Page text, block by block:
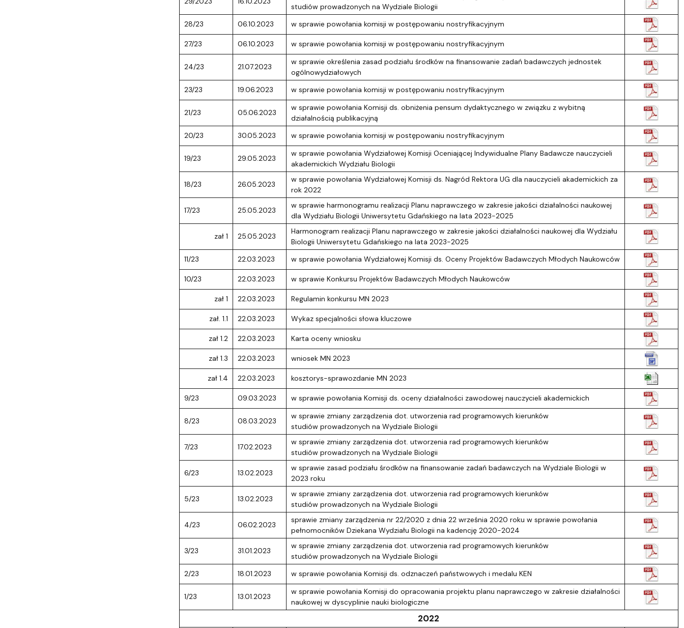
studiów prowadzonych na Wydziale Biologii
28/23
06.10.2023 w sprawie powołania komisji w postępowaniu nostryfikacyjnym
27/23 06.10.2023 w sprawie powołania komisji w postępowaniu nostryfikacyjnym
24/23 21.07.2023
w sprawie określenia zasad podziału środków na finansowanie zadań badawczych jednostek
ogólnowydziałowych
23/23
19.06.2023 w sprawie powołania komisji w postępowaniu nostryfikacyjnym
21/23 05.06.2023
w sprawie powołania Komisji ds. obniżenia pensum dydaktycznego w związku z wybitną
działalnością publikacyjną
20/23
30.05.2023 w sprawie powołania komisji w postępowaniu nostryfikacyjnym
19/23 29.05.2023
w sprawie powołania Wydziałowej Komisji Oceniającej Indywidualne Plany Badawcze nauczycieli
akademickich Wydziału Biologii
18/23 26.05.2023
w sprawie powołania Wydziałowej Komisji ds. Nagród Rektora UG dla nauczycieli akademickich za
rok 2022
17/23 25.05.2023
w sprawie harmonogramu realizacji Planu naprawczego w zakresie jakości działalności naukowej
dla Wydziału Biologii Uniwersytetu Gdańskiego na lata 2023-2025
zał 1 25.05.2023
Harmonogram realizacji Planu naprawczego w zakresie jakości działalności naukowej dla Wydziału
Biologii Uniwersytetu Gdańskiego na lata 2023-2025
11/23
22.03.2023 w sprawie powołania Wydziałowej Komisji ds. Oceny Projektów Badawczych Młodych Naukowców
10/23 22.03.2023 w sprawie Konkursu Projektów Badawczych Młodych Naukowców
zał 1 22.03.2023 Regulamin konkursu MN 2023
zał. 1.1 22.03.2023 Wykaz specjalności słowa kluczowe
zał 1.2 22.03.2023 Karta oceny wniosku
zał 1.3 22.03.2023 wniosek MN 2023
zał 1.4 22.03.2023 kosztorys-sprawozdanie MN 2023
9/23 09.03.2023 w sprawie powołania Komisji ds. oceny działalności zawodowej nauczycieli akademickich
8/23 08.03.2023
w sprawie zmiany zarządzenia dot. utworzenia rad programowych kierunków
studiów prowadzonych na Wydziale Biologii
7/23 17.02.2023
w sprawie zmiany zarządzenia dot. utworzenia rad programowych kierunków
studiów prowadzonych na Wydziale Biologii
6/23 13.02.2023
w sprawie zasad podziału środków na finansowanie zadań badawczych na Wydziale Biologii w
2023 roku
5/23 13.02.2023
w sprawie zmiany zarządzenia dot. utworzenia rad programowych kierunków
studiów prowadzonych na Wydziale Biologii
4/23 06.02.2023
sprawie zmiany zarządzenia nr 22/2020 z dnia 22 września 2020 roku w sprawie powołania
pełnomocników Dziekana Wydziału Biologii na kadencję 2020-2024
3/23 31.01.2023
w sprawie zmiany zarządzenia dot. utworzenia rad programowych kierunków
studiów prowadzonych na Wydziale Biologii
2/23
18.01.2023 w sprawie powołania Komisji ds. odznaczeń państwowych i medalu KEN
1/23 13.01.2023
w sprawie powołania Komisji do opracowania projektu planu naprawczego w zakresie działalności
naukowej w dyscyplinie nauki biologiczne
2022